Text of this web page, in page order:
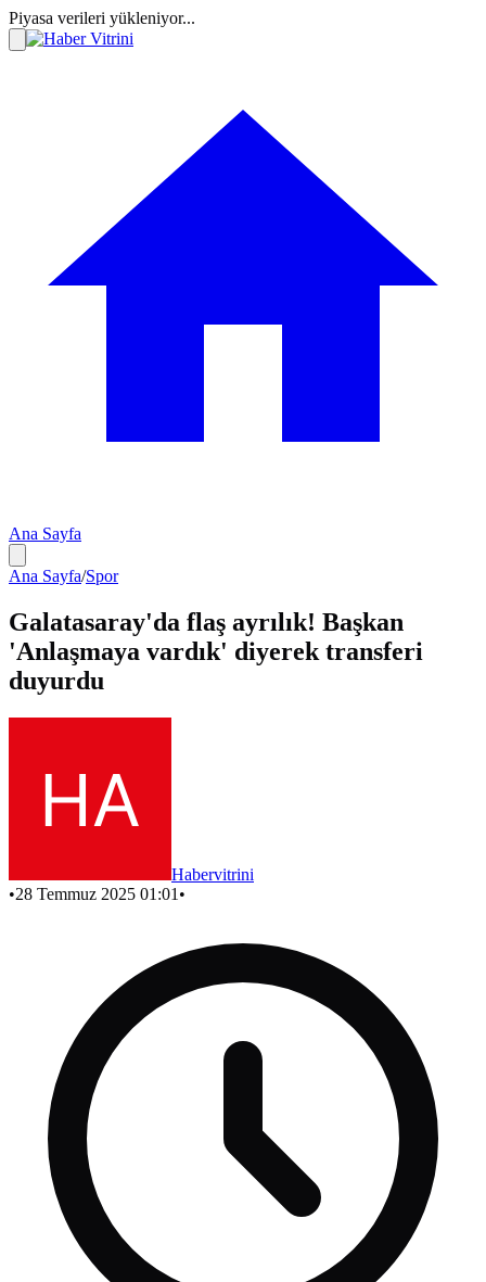
Piyasa verileri yükleniyor...
Ana Sayfa
Ana Sayfa/Spor
Galatasaray'da flaş ayrılık! Başkan
'Anlaşmaya vardık' diyerek transferi
duyurdu
Habervitrini
•28 Temmuz 2025 01:01 •